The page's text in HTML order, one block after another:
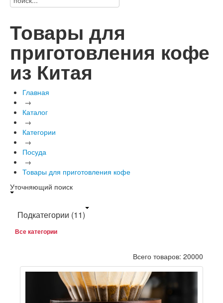
Товары для
приготовления кофе
из Китая
Главная
→
Каталог
→
Категории
→
Посуда
→
Товары для приготовления кофе
Уточняющий поиск
Подкатегории (11)
Все категории
Всего товаров: 20000